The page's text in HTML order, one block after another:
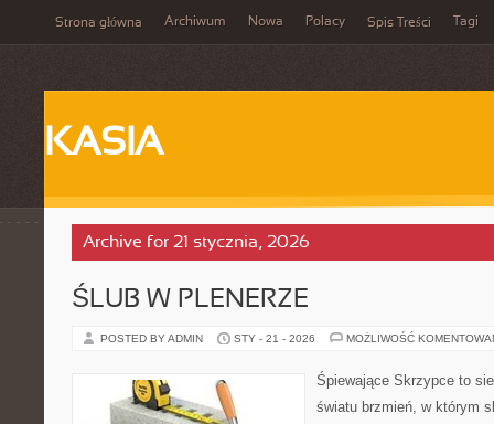
Strona główna Archiwum Nowa Polacy Spis Treści Tagi
KASIA
Archive for 21 stycznia, 2026
ŚLUB W PLENERZE
POSTED BY ADMIN STY - 21 - 2026 MOŻLIWOŚĆ
Śpiewające Skrzypce to
światu brzmień, w którym